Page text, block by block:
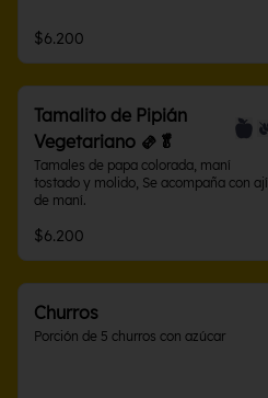
$6.200
Tamalito de Pipián
Vegetariano 🫔🥬
Tamales de papa colorada, maní
tostado y molido, Se acompaña con ají
de maní.
$6.200
Churros
Porción de 5 churros con azúcar